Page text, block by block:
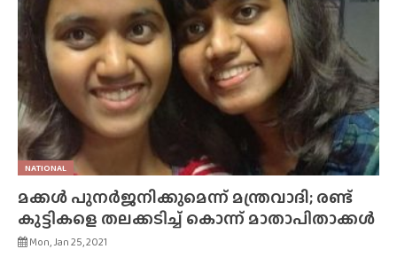
NATIONAL
മക്കൾ പുനർജനിക്കുമെന്ന് മന്ത്രവാദി; രണ്ട്
കുട്ടികളെ തലക്കടിച്ച് കൊന്ന് മാതാപിതാക്കൾ
Mon, Jan 25, 2021